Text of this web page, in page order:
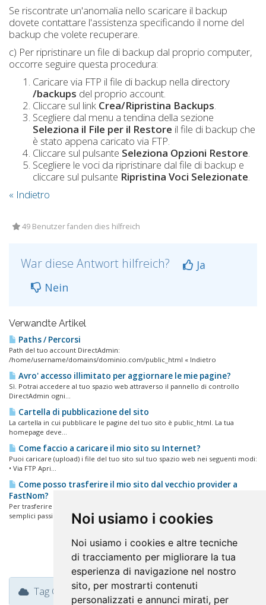
Noi usiamo i cookies
Noi usiamo i cookies e altre tecniche
di tracciamento per migliorare la tua
esperienza di navigazione nel nostro
sito, per mostrarti contenuti
personalizzati e annunci mirati, per
Se riscontrate un'anomalia nello scaricare il backup
dovete contattare l'assistenza specificando il nome del
backup che volete recuperare.
c) Per ripristinare un file di backup dal proprio computer,
occorre seguire questa procedura:
Caricare via FTP il file di backup nella directory
/backups del proprio account.
Cliccare sul link Crea/Ripristina Backups.
Scegliere dal menu a tendina della sezione
Seleziona il File per il Restore il file di backup che
è stato appena caricato via FTP.
Cliccare sul pulsante Seleziona Opzioni Restore.
Scegliere le voci da ripristinare dal file di backup e
cliccare sul pulsante Ripristina Voci Selezionate.
« Indietro
49 Benutzer fanden dies hilfreich
War diese Antwort hilfreich?
Ja
Nein
Verwandte Artikel
Paths / Percorsi
Path del tuo account DirectAdmin:
/home/username/domains/dominio.com/public_html « Indietro
Avro' accesso illimitato per aggiornare le mie pagine?
Sì. Potrai accedere al tuo spazio web attraverso il pannello di controllo
DirectAdmin ogni...
Cartella di pubblicazione del sito
La cartella in cui pubblicare le pagine del tuo sito è public_html. La tua
homepage deve...
Come faccio a caricare il mio sito su Internet?
Puoi caricare (upload) i file del tuo sito sul tuo spazio web nei seguenti modi:
• Via FTP Apri...
Come posso trasferire il mio sito dal vecchio provider a
FastNom?
Per trasferire in sicurezza il tuo sito, senza perdita di dati, segui questi
semplici passi:...
Tag Cloud